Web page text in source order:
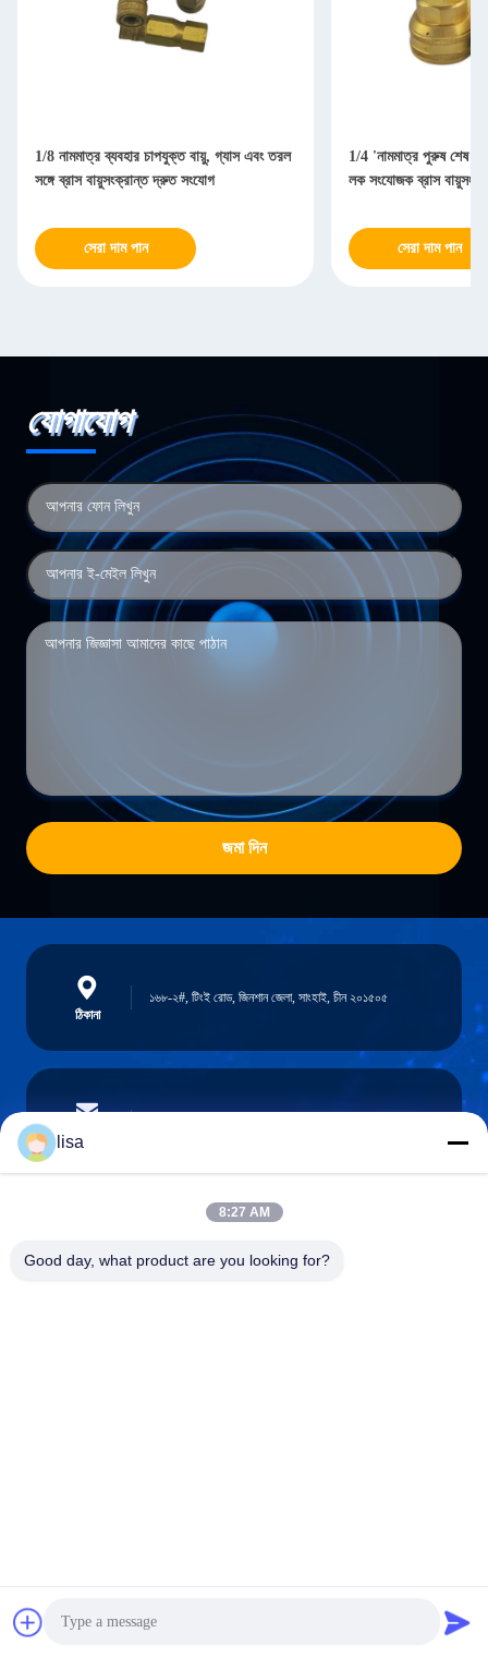
1/8 নামমাত্র ব্যবহার চাপযুক্ত বায়ু, গ্যাস এবং তরল
সঙ্গে ব্রাস বায়ুসংক্রান্ত দ্রুত সংযোগ
সেরা দাম পান
1/4 'নামমাত্র পুরুষ শেষ
লক সংযোজক ব্রাস
সেরা দাম পান
যোগাযোগ
জমা দিন
ঠিকানা
১৬৮-২#, টিংই রোড, জিনশান জেলা, সাংহাই, চীন ২০১৫০৫
ই-মেইল
ফোন
lisa
8:27 AM
Good day, what product are you looking for?